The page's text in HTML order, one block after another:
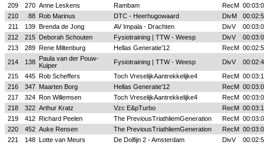
209
270 Anne Leskens Rambam RecM
210
88 Rob Marinus DTC - Heerhugowaard DivM
211
139 Brenda de Jong AV Impala - Drachten DivV
212
215 Deborah Schouten Fysiotraining | TTW - Weesp DivV
213
289 Rene Miltenburg Hellas Generatie'12 RecM
214
138 Paula van der Pouw-
Kuiper
Fysiotraining | TTW - Weesp DivV
215
445 Rob Scheffers Toch VreselijkAantrekkelijke4 RecM
216
347 Maarten Borg Hellas Generatie'12 RecM
217
324 Ron Willemsen Toch VreselijkAantrekkelijke4 RecM
218
322 Arthur Kratz Vzc E&pTurbo RecM
219
412 Richard Peelen The PreviousTriathliemGeneration RecM
220
452 Auke Rensen The PreviousTriathliemGeneration RecM
221
148 Lotte van Meurs De Dolfijn 2 - Amsterdam DivV